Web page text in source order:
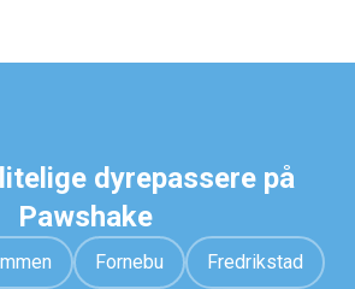
dyrepassere på
Pawshake
Fornebu Fredrikstad